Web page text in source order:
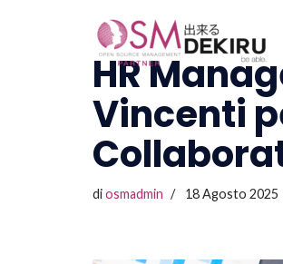
HR
Vincenti
diosmadmin 18 Agosto 2025